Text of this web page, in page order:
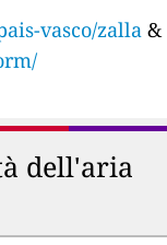
vasco/zalla &
dell'aria